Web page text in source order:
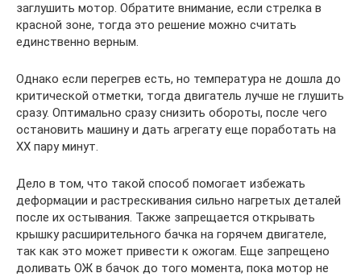
заглушить мотор. Обратите внимание, если стрелка в
красной зоне, тогда это решение можно считать
единственно верным.
Однако если перегрев есть, но температура не дошла до
критической отметки, тогда двигатель лучше не глушить
сразу. Оптимально сразу снизить обороты, после чего
остановить машину и дать агрегату еще поработать на
ХХ пару минут.
Дело в том, что такой способ помогает избежать
деформации и растрескивания сильно нагретых деталей
после их остывания. Также запрещается открывать
крышку расширительного бачка на горячем двигателе,
так как это может привести к ожогам. Еще запрещено
доливать ОЖ в бачок до того момента, пока мотор не